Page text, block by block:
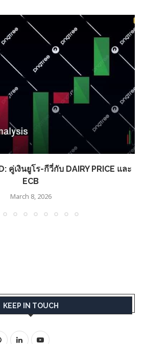
คู่เงินยูโร-กีวี่กับ DAIRY PRICE และ
ECB
March 8, 2026
KEEP IN TOUCH